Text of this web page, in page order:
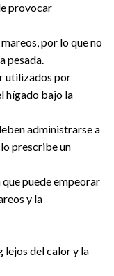
provocar
por lo que no
pesada.
utilizados por
hígado bajo la
administrarse a
prescribe un
puede empeorar
y la
lejos del calor y la